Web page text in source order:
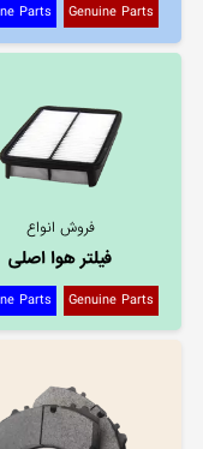
Genuine Parts
Parts
فروش انواع
فیلتر هوا اصلی
Genuine Parts
Parts